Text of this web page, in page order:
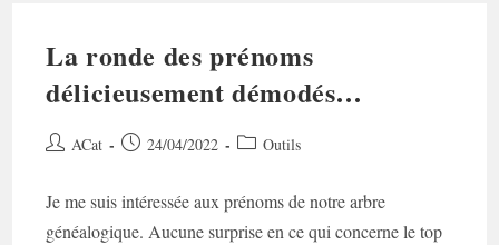
La ronde des prénoms
délicieusement démodés…
Auteur/autrice
publication :
ACat
Post24/04/2022
PostOutils
Je me suis intéressée aux prénoms de notre arbre
généalogique. Aucune surprise en ce qui concerne le top